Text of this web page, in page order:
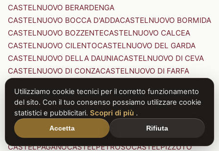
CASTELNUOVO BERARDENGA
CASTELNUOVO BOCCA D'ADDACASTELNUOVO BORMIDA
CASTELNUOVO BOZZENTECASTELNUOVO CALCEA
CASTELNUOVO CILENTOCASTELNUOVO DEL GARDA
CASTELNUOVO DELLA DAUNIACASTELNUOVO DI CEVA
CASTELNUOVO DI CONZACASTELNUOVO DI FARFA
CASTELNUOVO DI PORTO CASTELNUOVO DON BOSCO
CASTELNUOVO MAGRACASTELNUOVO NIGRA
CASTELNUOVO PARANOCASTELNUOVO RANGONE
CASTELNUOVO SCRIVIA
CASTELNUOVO VAL DI CECINA
CASTELPAGANOCASTELPETROSOCASTELPIZZUTO
Utilizziamo cookie tecnici per il corretto funzionamento
del sito. Con il tuo consenso possiamo utilizzare cookie
statistici e pubblicitari. Scopri di più .
Accetta Rifiuta